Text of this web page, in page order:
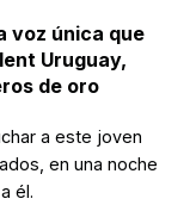
voz única que
Uruguay,
de oro
a este joven
en una noche
él.